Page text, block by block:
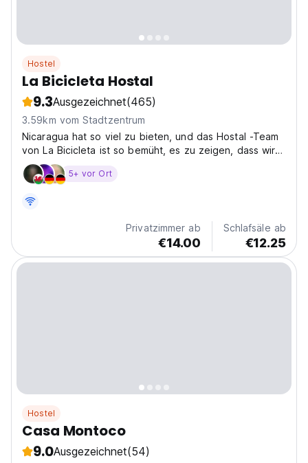
Hostel
La Bicicleta Hostal
9.3Ausgezeichnet(465)
3.59km vom Stadtzentrum
Nicaragua hat so viel zu bieten, und das Hostal -Team
von La Bicicleta ist so bemüht, es zu zeigen, dass wir
kulturelle Aktivitäten und Touren und Veranstaltungen
geplant haben, die unsere Gäste ständig verbinden
5+ vor Ort
Privatzimmer ab
€14.00
Schlafsäle ab
€12.25
Hostel
Casa Montoco
9.0Ausgezeichnet(54)